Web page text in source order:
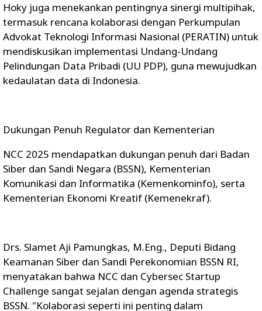
Hoky juga menekankan pentingnya sinergi multipihak,
termasuk rencana kolaborasi dengan Perkumpulan
Advokat Teknologi Informasi Nasional (PERATIN) untuk
mendiskusikan implementasi Undang-Undang
Pelindungan Data Pribadi (UU PDP), guna mewujudkan
kedaulatan data di Indonesia.
Dukungan Penuh Regulator dan Kementerian
NCC 2025 mendapatkan dukungan penuh dari Badan
Siber dan Sandi Negara (BSSN), Kementerian
Komunikasi dan Informatika (Kemenkominfo), serta
Kementerian Ekonomi Kreatif (Kemenekraf).
Drs. Slamet Aji Pamungkas, M.Eng., Deputi Bidang
Keamanan Siber dan Sandi Perekonomian BSSN RI,
menyatakan bahwa NCC dan Cybersec Startup
Challenge sangat sejalan dengan agenda strategis
BSSN. "Kolaborasi seperti ini penting dalam